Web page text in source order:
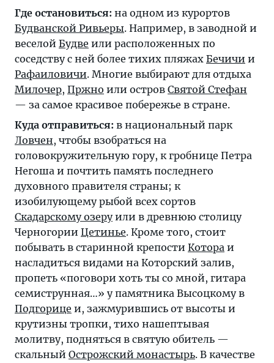
Где остановиться: на одном из курортов
Будванской Ривьеры. Например, в заводной и
веселой Будве или расположенных по
соседству с ней более тихих пляжах Бечичи и
Рафаиловичи. Многие выбирают для отдыха
Милочер, Пржно или остров Святой Стефан
— за самое красивое побережье в стране.
Куда отправиться: в национальный парк
Ловчен, чтобы взобраться на
головокружительную гору, к гробнице Петра
Негоша и почтить память последнего
духовного правителя страны; к
изобилующему рыбой всех сортов
Скадарскому озеруили в древнюю столицу
Черногории Цетинье. Кроме того, стоит
побывать в старинной крепости Котора и
насладиться видами на Которский залив,
пропеть «поговори хоть ты со мной, гитара
семиструнная…» у памятника Высоцкому в
Подгорице и, зажмурившись от высоты и
крутизны тропки, тихо нашептывая
молитву, подняться в святую обитель —
скальный Острожский монастырь. В качестве